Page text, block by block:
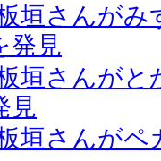
垣さんがみ
発見
垣さんがと
見
垣さんがペ